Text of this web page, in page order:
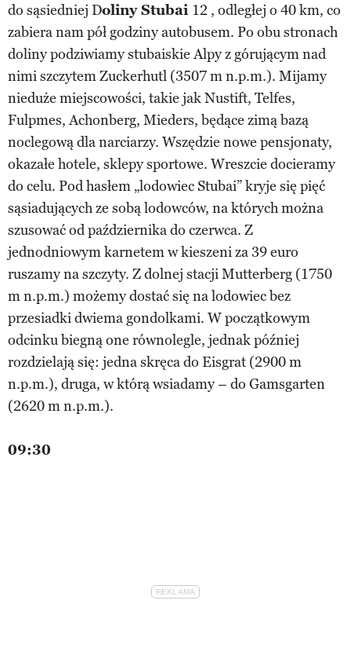
do sąsiedniej Doliny Stubai 12 , odległej o 40 km, co
zabiera nam pół godziny autobusem. Po obu stronach
doliny podziwiamy stubaiskie Alpy z górującym nad
nimi szczytem Zuckerhutl (3507 m n.p.m.). Mijamy
nieduże miejscowości, takie jak Nustift, Telfes,
Fulpmes, Achonberg, Mieders, będące zimą bazą
noclegową dla narciarzy. Wszędzie nowe pensjonaty,
okazałe hotele, sklepy sportowe. Wreszcie docieramy
do celu. Pod hasłem „lodowiec Stubai” kryje się pięć
sąsiadujących ze sobą lodowców, na których można
szusować od października do czerwca. Z
jednodniowym karnetem w kieszeni za 39 euro
ruszamy na szczyty. Z dolnej stacji Mutterberg (1750
m n.p.m.) możemy dostać się na lodowiec bez
przesiadki dwiema gondolkami. W początkowym
odcinku biegną one równolegle, jednak później
rozdzielają się: jedna skręca do Eisgrat (2900 m
n.p.m.), druga, w którą wsiadamy – do Gamsgarten
(2620 m n.p.m.).
09:30